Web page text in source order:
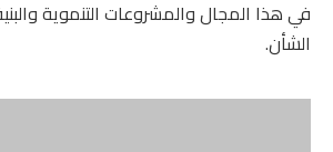
في هذا المجال والمشروعات التنموية
الشأن.